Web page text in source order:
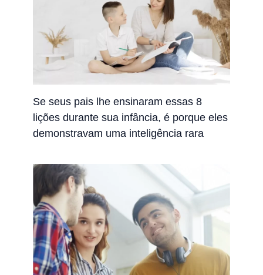
Se seus pais lhe ensinaram essas 8
lições durante sua infância, é porque eles
demonstravam uma inteligência rara